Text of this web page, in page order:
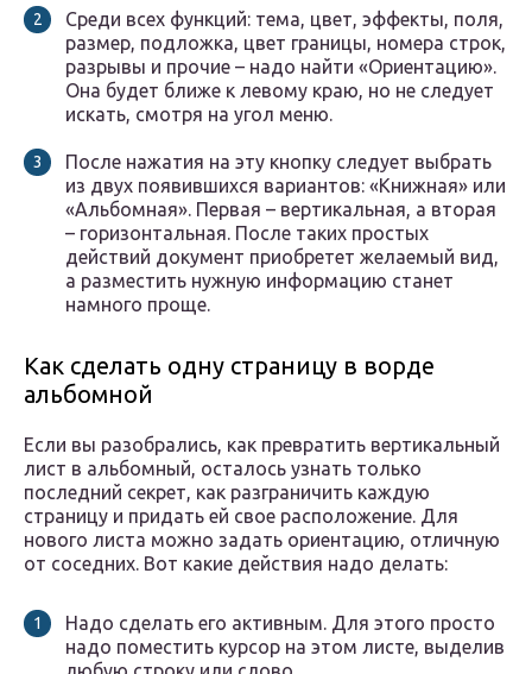
Среди всех функций: тема, цвет, эффекты, поля,
размер, подложка, цвет границы, номера строк,
разрывы и прочие – надо найти «Ориентацию».
Она будет ближе к левому краю, но не следует
искать, смотря на угол меню.
После нажатия на эту кнопку следует выбрать
из двух появившихся вариантов: «Книжная» или
«Альбомная». Первая – вертикальная, а вторая
– горизонтальная. После таких простых
действий документ приобретет желаемый вид,
а разместить нужную информацию станет
намного проще.
Как сделать одну страницу в ворде
альбомной
Если вы разобрались, как превратить вертикальный
лист в альбомный, осталось узнать только
последний секрет, как разграничить каждую
страницу и придать ей свое расположение. Для
нового листа можно задать ориентацию, отличную
от соседних. Вот какие действия надо делать:
Надо сделать его активным. Для этого просто
надо поместить курсор на этом листе, выделив